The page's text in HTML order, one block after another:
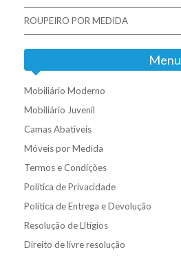
ROUPEIRO POR MEDIDA
Menu
Mobiliário Moderno
Mobiliário Juvenil
Camas Abatíveis
Móveis por Medida
Termos e Condições
Política de Privacidade
Política de Entrega e Devolução
Resolução de Lltígios
Direito de livre resolução